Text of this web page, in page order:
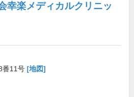
幸楽メディカルクリニッ
番11号 [地図]